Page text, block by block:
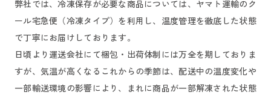
弊社では、冷凍保存が必要な商品については、ヤマト運輸のク
ール宅急便（冷凍タイプ）を利用し、温度管理を徹底した状態
で丁寧にお届けしております。
日頃より運送会社にて梱包・出荷体制には万全を期しておりま
すが、気温が高くなるこれからの季節は、配送中の温度変化や
一部輸送環境の影響により、まれに商品が一部解凍された状態